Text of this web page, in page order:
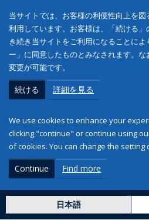
当サイトでは、お客様の利便性向上を
利用しています。お客様は、「続ける
き続き当サイトをご利用になることに
ー」に同意したものとみなされます。
変更が可能です。
続ける 詳細を見る
We use cookies to enhance your
clicking "continue" or continue using
of cookies. You can change the setting
Continue Find more
日本語